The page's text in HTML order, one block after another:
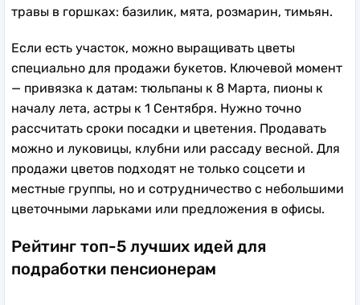
травы в горшках: базилик, мята, розмарин, тимьян.
Если есть участок, можно выращивать цветы
специально для продажи букетов. Ключевой момент
— привязка к датам: тюльпаны к 8 Марта, пионы к
началу лета, астры к 1 Сентября. Нужно точно
рассчитать сроки посадки и цветения. Продавать
можно и луковицы, клубни или рассаду весной. Для
продажи цветов подходят не только соцсети и
местные группы, но и сотрудничество с небольшими
цветочными ларьками или предложения в офисы.
Рейтинг топ-5 лучших идей для
подработки пенсионерам